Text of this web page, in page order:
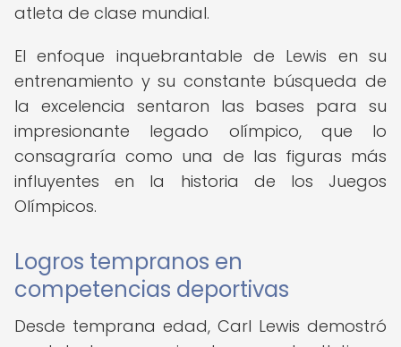
atleta de clase mundial.
El enfoque inquebrantable de Lewis en su
entrenamiento y su constante búsqueda de
la excelencia sentaron las bases para su
impresionante legado olímpico, que lo
consagraría como una de las figuras más
influyentes en la historia de los Juegos
Olímpicos.
Logros tempranos en
competencias deportivas
Desde temprana edad, Carl Lewis demostró